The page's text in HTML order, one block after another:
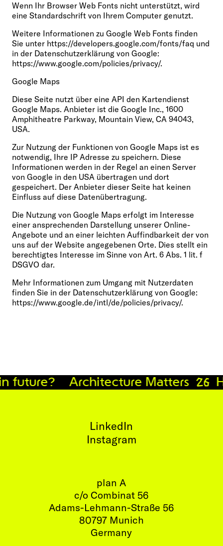
Wenn Ihr Browser Web Fonts nicht unterstützt, wird
eine Standardschrift von Ihrem Computer genutzt.
Weitere Informationen zu Google Web Fonts finden
Sie unter https://developers.google.com/fonts/faq und
in der Datenschutzerklärung von Google:
https://www.google.com/policies/privacy/.
Google Maps
Diese Seite nutzt über eine API den Kartendienst
Google Maps. Anbieter ist die Google Inc., 1600
Amphitheatre Parkway, Mountain View, CA 94043,
USA.
Zur Nutzung der Funktionen von Google Maps ist es
notwendig, Ihre IP Adresse zu speichern. Diese
Informationen werden in der Regel an einen Server
von Google in den USA übertragen und dort
gespeichert. Der Anbieter dieser Seite hat keinen
Einfluss auf diese Datenübertragung.
Die Nutzung von Google Maps erfolgt im Interesse
einer ansprechenden Darstellung unserer Online-
Angebote und an einer leichten Auffindbarkeit der von
uns auf der Website angegebenen Orte. Dies stellt ein
berechtigtes Interesse im Sinne von Art. 6 Abs. 1 lit. f
DSGVO dar.
Mehr Informationen zum Umgang mit Nutzerdaten
finden Sie in der Datenschutzerklärung von Google:
https://www.google.de/intl/de/policies/privacy/.
Architecture Matters
LinkedIn
Instagram
plan A
c/o Combinat 56
Adams-Lehmann-Straße 56
80797 Munich
Germany